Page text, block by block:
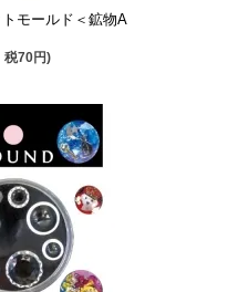
モールド＜鉱物A
税70円)